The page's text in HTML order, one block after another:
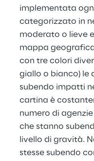
implementata
categorizzato in
moderato o lieve
mappa
con tre colori
giallo o bianco) le
subendo impatti
cartina è
numero di
che stanno
livello di gravità.
stesse subendo